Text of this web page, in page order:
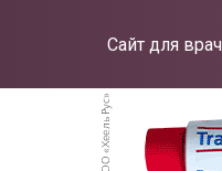
Сайт для